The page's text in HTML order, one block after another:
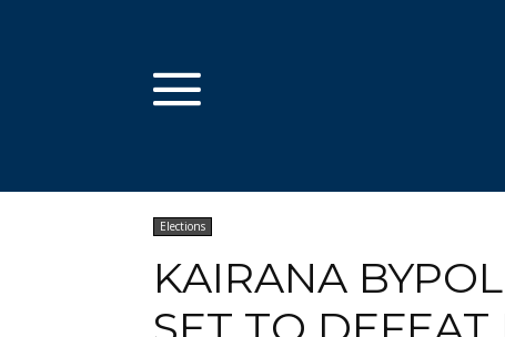
Elections
KAIRANA